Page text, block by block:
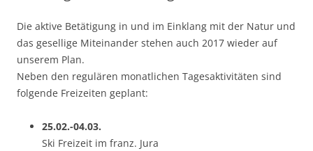
Die aktive Betätigung in und im Einklang mit der Natur und
das gesellige Miteinander stehen auch 2017 wieder auf
unserem Plan.
Neben den regulären monatlichen Tagesaktivitäten sind
folgende Freizeiten geplant:
25.02.-04.03.
Ski Freizeit im franz. Jura